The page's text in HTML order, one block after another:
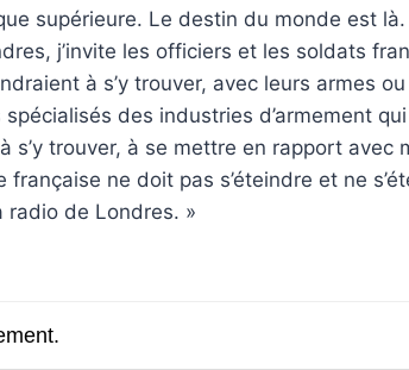
supérieure. Le destin du monde est là.
j’invite les officiers et les soldats
à s’y trouver, avec leurs armes
des industries d’armement
trouver, à se mettre en rapport avec
ne doit pas s’éteindre et ne
radio de Londres. »